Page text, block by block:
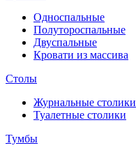
Односпальные
Полутороспальные
Двуспальные
Кровати из массива
Столы
Журнальные столики
Туалетные столики
Тумбы